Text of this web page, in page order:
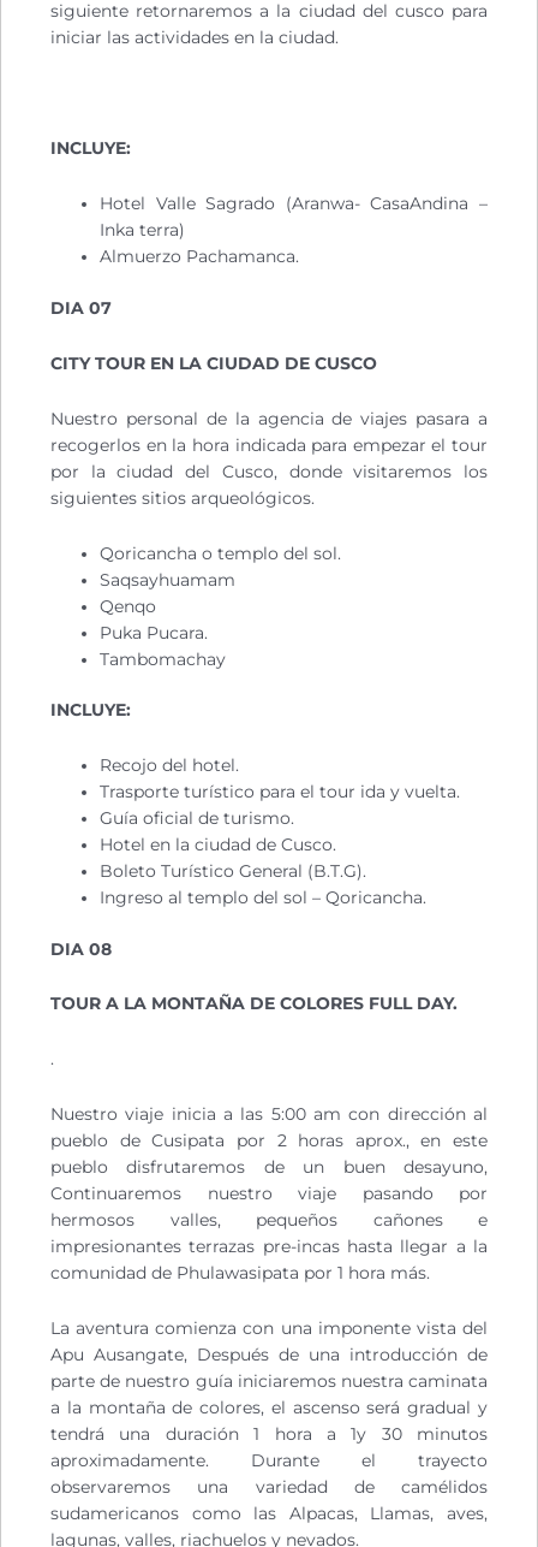
siguiente retornaremos a la ciudad del cusco para
iniciar las actividades en la ciudad.
INCLUYE:
Hotel Valle Sagrado (Aranwa- CasaAndina –
Inka terra)
Almuerzo Pachamanca.
DIA 07
CITY TOUR EN LA CIUDAD DE CUSCO
Nuestro personal de la agencia de viajes pasara a
recogerlos en la hora indicada para empezar el tour
por la ciudad del Cusco, donde visitaremos los
siguientes sitios arqueológicos.
Qoricancha o templo del sol.
Saqsayhuamam
Qenqo
Puka Pucara.
Tambomachay
INCLUYE:
Recojo del hotel.
Trasporte turístico para el tour ida y vuelta.
Guía oficial de turismo.
Hotel en la ciudad de Cusco.
Boleto Turístico General (B.T.G).
Ingreso al templo del sol – Qoricancha.
DIA 08
TOUR A LA MONTAÑA DE COLORES FULL DAY.
.
Nuestro viaje inicia a las 5:00 am con dirección al
pueblo de Cusipata por 2 horas aprox., en este
pueblo disfrutaremos de un buen desayuno,
Continuaremos nuestro viaje pasando por
hermosos valles, pequeños cañones e
impresionantes terrazas pre-incas hasta llegar a la
comunidad de Phulawasipata por 1 hora más.
La aventura comienza con una imponente vista del
Apu Ausangate, Después de una introducción de
parte de nuestro guía iniciaremos nuestra caminata
a la montaña de colores, el ascenso será gradual y
tendrá una duración 1 hora a 1y 30 minutos
aproximadamente. Durante el trayecto
observaremos una variedad de camélidos
sudamericanos como las Alpacas, Llamas, aves,
lagunas, valles, riachuelos y nevados.